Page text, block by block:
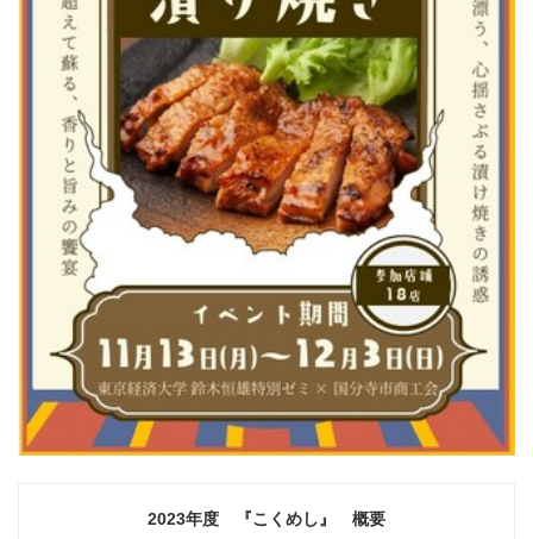
2023年度 『こくめし』 概要
English